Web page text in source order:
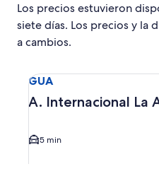
Los precios estuvieron
siete días. Los precios y la
a cambios.
GUA
A. Internacional La
5 min